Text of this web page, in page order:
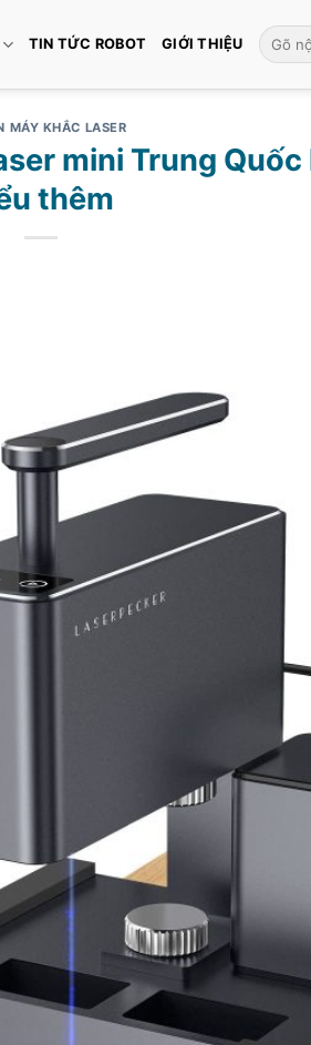
TIN TỨC ROBOT GIỚI THIỆU
Tìm
kiếm:
MÁY KHẮC LASER
mini Trung
thêm